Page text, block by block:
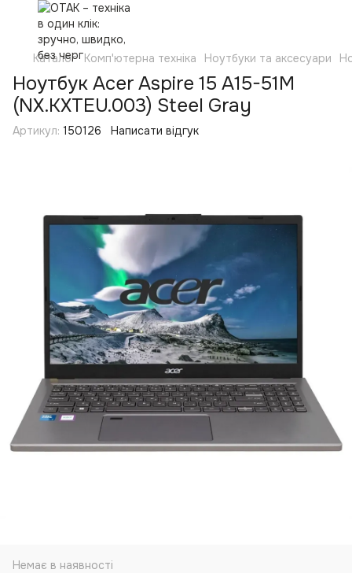
Каталог Комп'ютерна техніка Ноутбуки та аксесуари
Ноутбук Acer Aspire 15 A15-51M
(NX.KXTEU.003) Steel Gray
Артикул: 150126 Написати відгук
Немає в наявності